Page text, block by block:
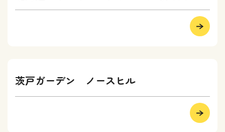
茨戸ガーデン ノースヒル